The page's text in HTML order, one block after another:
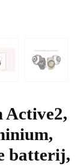
Active2,
batterij,